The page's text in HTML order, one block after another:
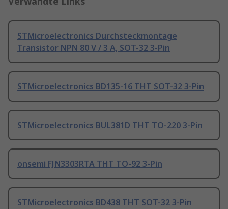
STMicroelectronics Durchsteckmontage
Transistor NPN 80 V / 3 A, SOT-32 3-Pin
STMicroelectronics BD135-16 THT SOT-32 3-Pin
STMicroelectronics BUL381D THT TO-220 3-Pin
onsemi FJN3303RTA THT TO-92 3-Pin
STMicroelectronics BD438 THT SOT-32 3-Pin